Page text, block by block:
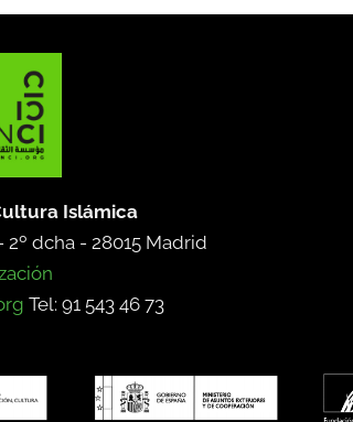
Islámica
2º dcha - 28015 Madrid
Tel: 91 543 46 73